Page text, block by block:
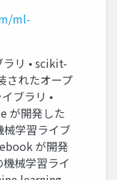
ml-
リ • scikit-
れたオープ
ブラリ •
が開発した
学習ライブ
が開発
械学習ライ